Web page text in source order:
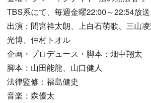
TBS系にて、毎週金曜22:00～22:54放送
出演：間宮祥太朗、上白石萌歌、三山
光博、仲村トオル
企画・プロデュース・脚本：畑中翔太
脚本：山田能龍、山口健人
法律監修：福島健史
音楽：森優太